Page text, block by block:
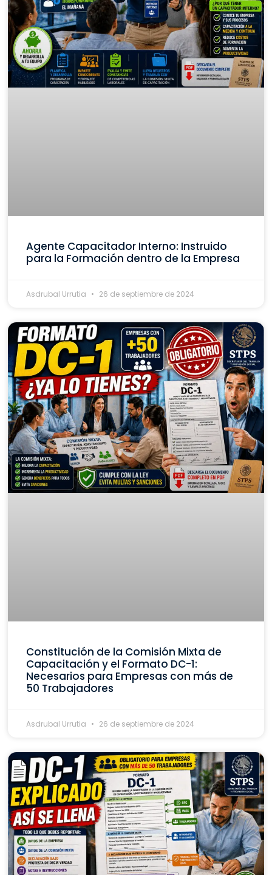
Agente Capacitador Interno: Instruido
para la Formación dentro de la Empresa
Asdrubal Urrutia 26 de septiembre de 2024
Constitución de la Comisión Mixta de
Capacitación y el Formato DC-1:
Necesarios para Empresas con más de
50 Trabajadores
Asdrubal Urrutia 26 de septiembre de 2024